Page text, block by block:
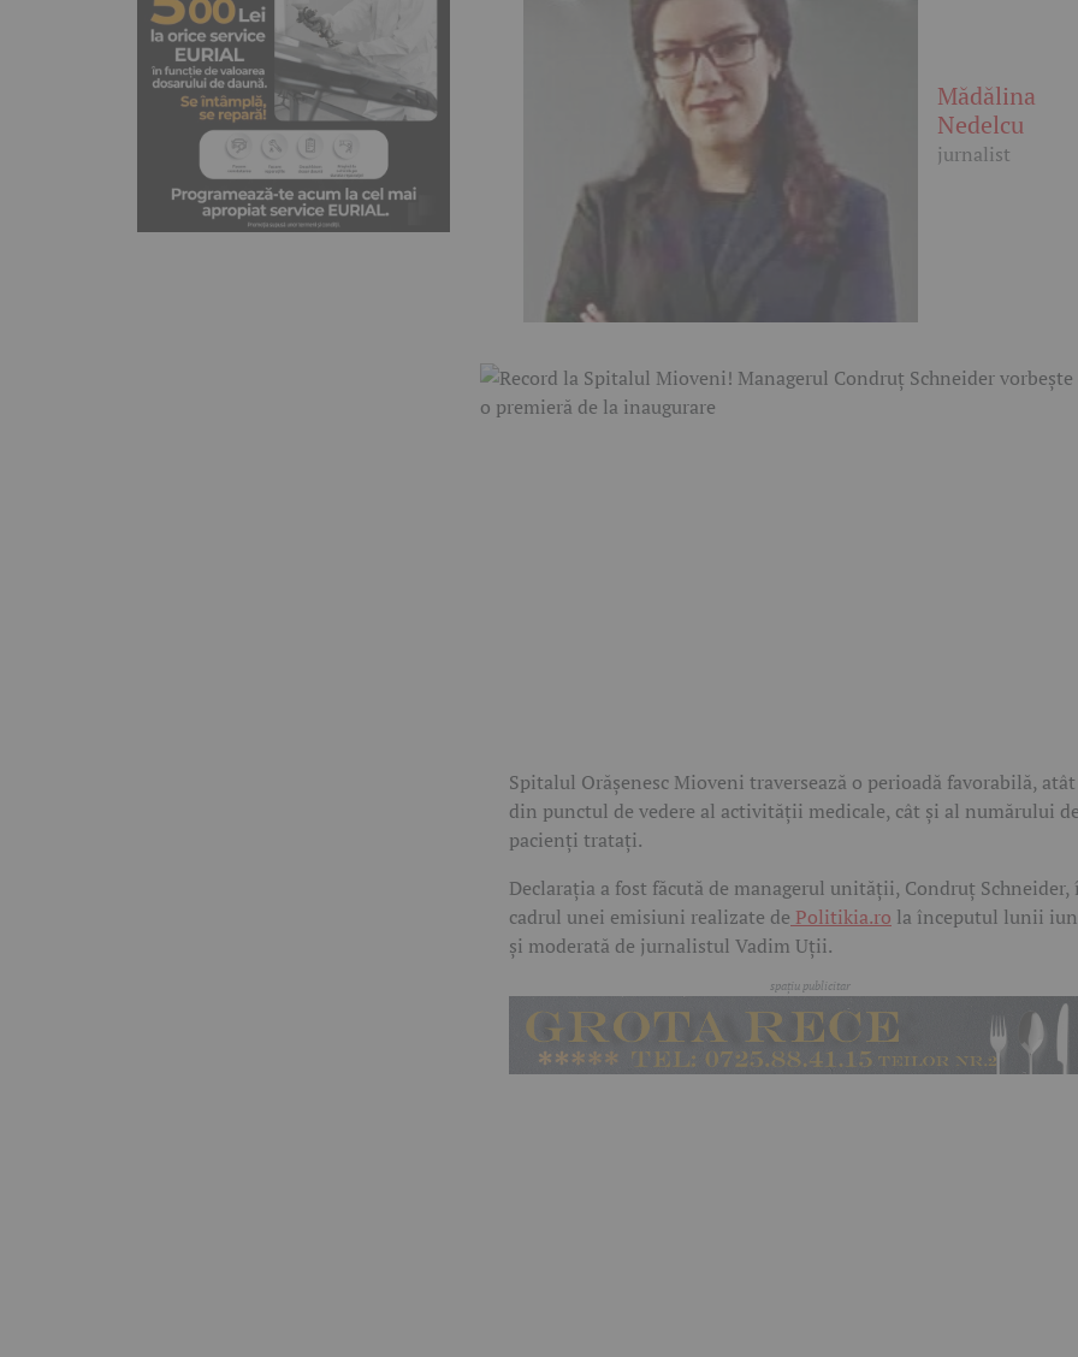
Mădălina
Nedelcu
jurnalist
Spitalul Orășenesc Mioveni traversează o perioadă favorabilă, atât
din punctul de vedere al activității medicale, cât și al numărului de
pacienți tratați.
Declarația a fost făcută de managerul unității, Condruț Schneider,
cadrul unei emisiuni realizate de Politikia.ro la începutul lunii
și moderată de jurnalistul Vadim Uții.